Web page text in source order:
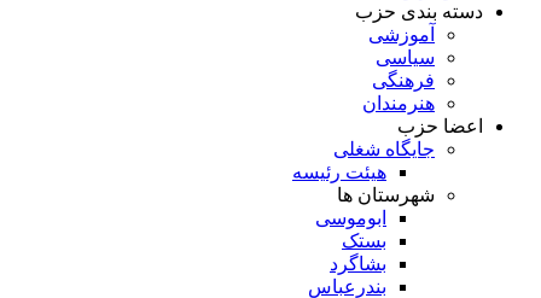
دسته بندی حزب
آموزشی
سیاسی
فرهنگی
هنرمندان
اعضا حزب
جایگاه شغلی
هیئت رئیسه
شهرستان ها
ابوموسی
بستک
بشاگرد
بندرعباس